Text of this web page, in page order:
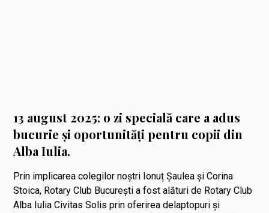
13 august 2025: o zi specială care a adus
bucurie și oportunități pentru copii din
Alba Iulia.
Prin implicarea colegilor noștri Ionuț Șaulea și Corina
Stoica, Rotary Club București a fost alături de Rotary Club
Alba Iulia Civitas Solis prin oferirea delaptopuri și